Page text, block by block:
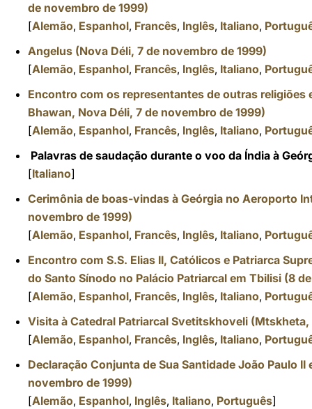
de novembro de 1999)
[Alemão, Espanhol, Francês, Inglês, Italiano,
Angelus (Nova Déli, 7 de novembro de 1999)
[Alemão, Espanhol, Francês, Inglês, Italiano,
Encontro com os representantes de outras
Bhawan, Nova Déli, 7 de novembro de 1999)
[Alemão, Espanhol, Francês, Inglês, Italiano,
Palavras de saudação durante o voo da Índia à
[Italiano]
Cerimônia de boas-vindas à Geórgia no Aeroporto
novembro de 1999)
[Alemão, Espanhol, Francês, Inglês, Italiano,
Encontro com S.S. Elias II, Católicos e Patriarca
do Santo Sínodo no Palácio Patriarcal em Tbilisi (8
[Alemão, Espanhol, Francês, Inglês, Italiano,
Visita à Catedral Patriarcal Svetitskhoveli
[Alemão, Espanhol, Francês, Inglês, Italiano,
Declaração Conjunta de Sua Santidade João Paulo
novembro de 1999)
[Alemão, Espanhol, Inglês, Italiano, Português]